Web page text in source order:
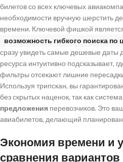
билетов со всех ключевых
необходимости вручную шерстить
времени. Ключевой фишкой
возможность гибкого поиска по
сразу увидеть самые дешевые даты
ресурса интуитивно подсказывает,
фильтры отсекают лишние
Используя трипскан, вы
без скрытых наценок, так как система
предложения перевозчиков. Это
авиабилетов, делающий
Экономия времени и
сравнения вариантов